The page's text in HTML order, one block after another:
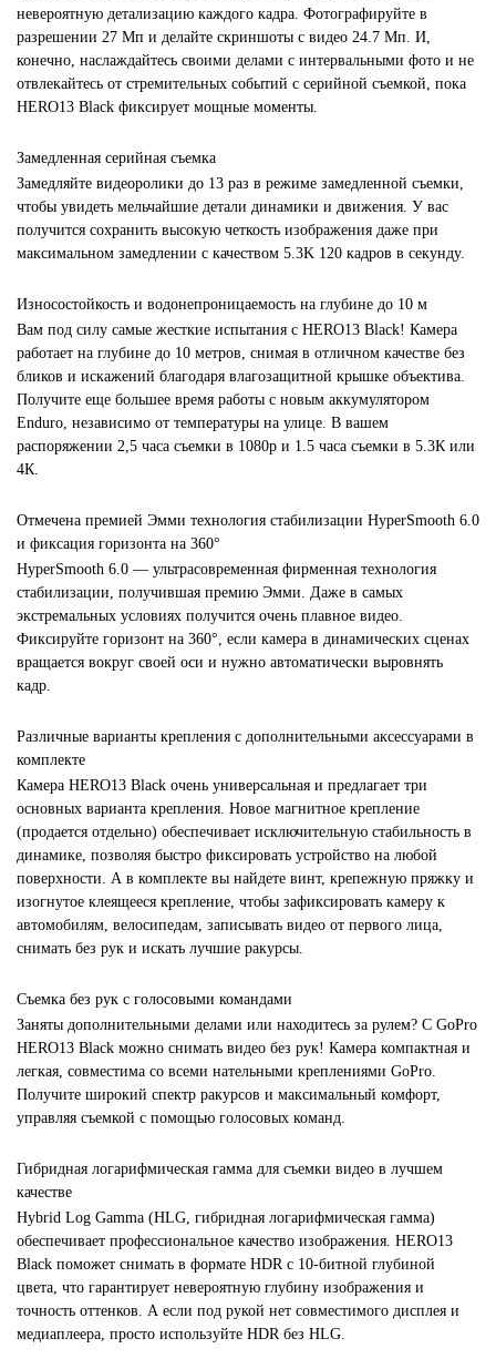
невероятную детализацию каждого кадра. Фотографируйте в
разрешении 27 Мп и делайте скриншоты с видео 24.7 Мп. И,
конечно, наслаждайтесь своими делами с интервальными фото и не
отвлекайтесь от стремительных событий с серийной съемкой, пока
HERO13 Black фиксирует мощные моменты.
Замедленная серийная съемка
Замедляйте видеоролики до 13 раз в режиме замедленной съемки,
чтобы увидеть мельчайшие детали динамики и движения. У вас
получится сохранить высокую четкость изображения даже при
максимальном замедлении с качеством 5.3K 120 кадров в секунду.
Износостойкость и водонепроницаемость на глубине до 10 м
Вам под силу самые жесткие испытания с HERO13 Black! Камера
работает на глубине до 10 метров, снимая в отличном качестве без
бликов и искажений благодаря влагозащитной крышке объектива.
Получите еще большее время работы с новым аккумулятором
Enduro, независимо от температуры на улице. В вашем
распоряжении 2,5 часа съемки в 1080p и 1.5 часа съемки в 5.3К или
4К.
Отмечена премией Эмми технология стабилизации HyperSmooth 6.0
и фиксация горизонта на 360°
HyperSmooth 6.0 — ультрасовременная фирменная технология
стабилизации, получившая премию Эмми. Даже в самых
экстремальных условиях получится очень плавное видео.
Фиксируйте горизонт на 360°, если камера в динамических сценах
вращается вокруг своей оси и нужно автоматически выровнять
кадр.
Различные варианты крепления с дополнительными аксессуарами в
комплекте
Камера HERO13 Black очень универсальная и предлагает три
основных варианта крепления. Новое магнитное крепление
(продается отдельно) обеспечивает исключительную стабильность в
динамике, позволяя быстро фиксировать устройство на любой
поверхности. А в комплекте вы найдете винт, крепежную пряжку и
изогнутое клеящееся крепление, чтобы зафиксировать камеру к
автомобилям, велосипедам, записывать видео от первого лица,
снимать без рук и искать лучшие ракурсы.
Съемка без рук с голосовыми командами
Заняты дополнительными делами или находитесь за рулем? С GoPro
HERO13 Black можно снимать видео без рук! Камера компактная и
легкая, совместима со всеми нательными креплениями GoPro.
Получите широкий спектр ракурсов и максимальный комфорт,
управляя съемкой с помощью голосовых команд.
Гибридная логарифмическая гамма для съемки видео в лучшем
качестве
Hybrid Log Gamma (HLG, гибридная логарифмическая гамма)
обеспечивает профессиональное качество изображения. HERO13
Black поможет снимать в формате HDR с 10-битной глубиной
цвета, что гарантирует невероятную глубину изображения и
точность оттенков. А если под рукой нет совместимого дисплея и
медиаплеера, просто используйте HDR без HLG.